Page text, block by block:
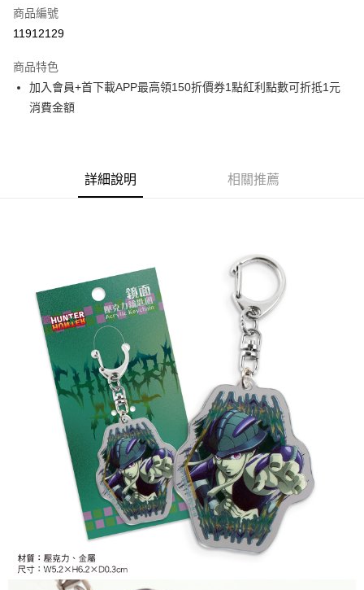
超商取貨付款
Apple Pay
悠遊付
每筆NT$65，滿NT$1,300(含以上)免運費
付款後全家取貨
每筆NT$65，滿NT$1,300(含以上)免運費
(不開放使用，請勿選取）
每筆NT$9,999
7-11取貨付款
每筆NT$65，滿NT$1,300(含以上)免運費
付款後7-11取貨
每筆NT$65，滿NT$1,300(含以上)免運費
宅配-木棉花樂園專用
每筆NT$100，滿NT$1,300(含以上)免運費
宅配-離島(澎湖/金門/馬祖)-木棉花樂園專用
商品編號
11912129
商品特色
加入會員+首下載APP最高領150折價券1點紅利點數可折抵1元
消費金額
詳細說明 相關推薦